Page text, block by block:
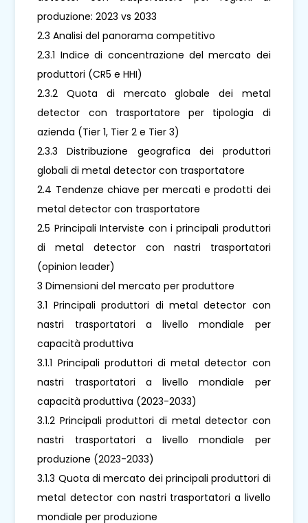
produzione: 2023 vs 2033
2.3 Analisi del panorama competitivo
2.3.1 Indice di concentrazione del mercato dei
produttori (CR5 e HHI)
2.3.2 Quota di mercato globale dei metal
detector con trasportatore per tipologia di
azienda (Tier 1, Tier 2 e Tier 3)
2.3.3 Distribuzione geografica dei produttori
globali di metal detector con trasportatore
2.4 Tendenze chiave per mercati e prodotti dei
metal detector con trasportatore
2.5 Principali Interviste con i principali produttori
di metal detector con nastri trasportatori
(opinion leader)
3 Dimensioni del mercato per produttore
3.1 Principali produttori di metal detector con
nastri trasportatori a livello mondiale per
capacità produttiva
3.1.1 Principali produttori di metal detector con
nastri trasportatori a livello mondiale per
capacità produttiva (2023-2033)
3.1.2 Principali produttori di metal detector con
nastri trasportatori a livello mondiale per
produzione (2023-2033)
3.1.3 Quota di mercato dei principali produttori di
metal detector con nastri trasportatori a livello
mondiale per produzione